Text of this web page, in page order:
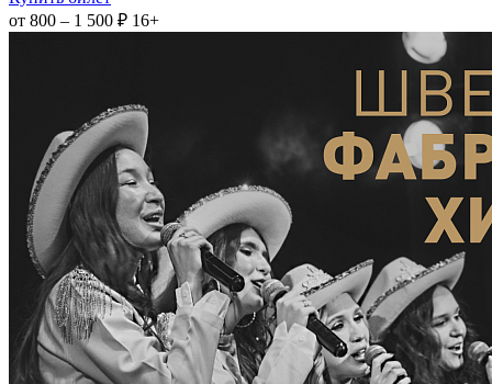
от 800 – 1 500 ₽ 16+